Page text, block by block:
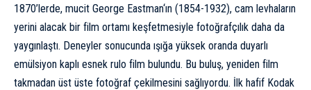
1870’lerde, mucit George Eastman‘ın (1854-1932), cam levhaların
yerini alacak bir film ortamı keşfetmesiyle fotoğrafçılık daha da
yaygınlaştı. Deneyler sonucunda ışığa yüksek oranda duyarlı
emülsiyon kaplı esnek rulo film bulundu. Bu buluş, yeniden film
takmadan üst üste fotoğraf çekilmesini sağlıyordu. İlk hafif Kodak